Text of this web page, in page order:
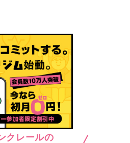
クレールの